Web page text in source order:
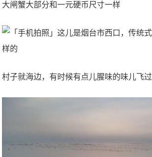
大闸蟹大部分和一元硬币尺寸一样
村子就海边，有时候有点儿腥味的味儿飞过